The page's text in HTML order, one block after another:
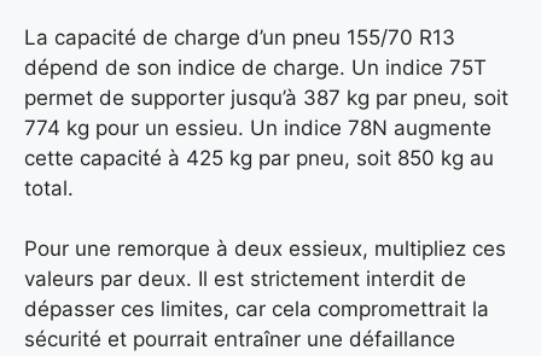
La capacité de charge d’un pneu 155/70 R13
dépend de son indice de charge. Un indice 75T
permet de supporter jusqu’à 387 kg par pneu, soit
774 kg pour un essieu. Un indice 78N augmente
cette capacité à 425 kg par pneu, soit 850 kg au
total.
Pour une remorque à deux essieux, multipliez ces
valeurs par deux. Il est strictement interdit de
dépasser ces limites, car cela compromettrait la
sécurité et pourrait entraîner une défaillance